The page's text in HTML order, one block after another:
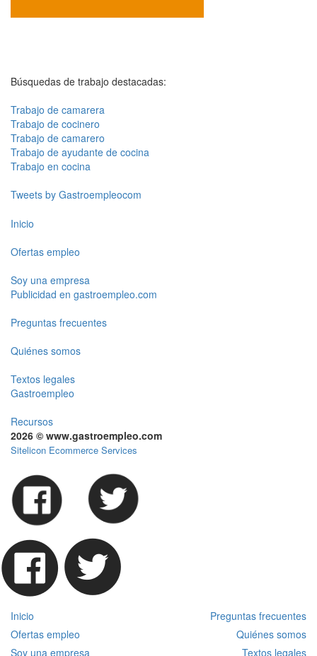
Búsquedas de trabajo destacadas:
Trabajo de camarera
Trabajo de cocinero
Trabajo de camarero
Trabajo de ayudante de cocina
Trabajo en cocina
Tweets by Gastroempleocom
Inicio
Ofertas empleo
Soy una empresa
Publicidad en gastroempleo.com
Preguntas frecuentes
Quiénes somos
Textos legales
Gastroempleo
Recursos
2026 © www.gastroempleo.com
Sitelicon Ecommerce Services
Inicio
Preguntas frecuentes
Ofertas empleo
Quiénes somos
Soy una empresa
Textos legales